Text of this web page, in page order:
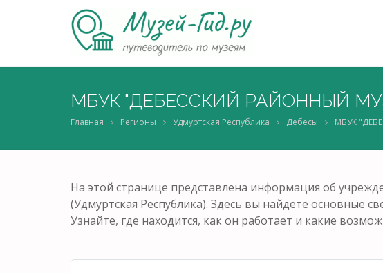
МБУК "ДЕБЕССКИЙ РАЙОННЫЙ
Главная Регионы Удмуртская Республика Дебесы МБУК
На этой странице представлена информация об
(Удмуртская Республика). Здесь вы найдете основные
Узнайте, где находится, как он работает и какие